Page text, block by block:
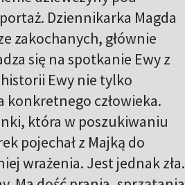
Dziennikarka Magda
zakochanych, głównie
się na spotkanie Ewy z
Ewy nie tylko
konkretnego człowieka.
która w poszukiwaniu
pojechał z Majką do
wrażenia. Jest jednak zła.